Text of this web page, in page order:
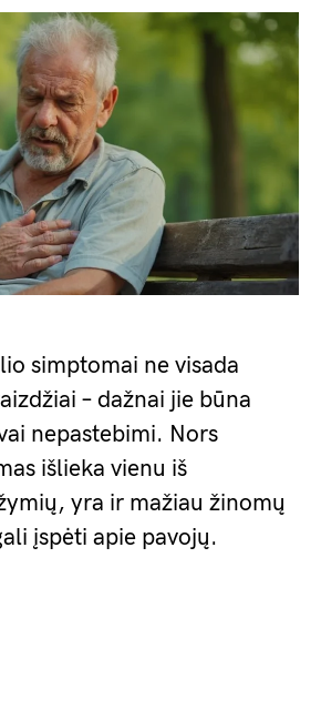
simptomai ne visada
– dažnai jie būna
nepastebimi. Nors
išlieka vienu iš
yra ir mažiau žinomų
įspėti apie pavojų.